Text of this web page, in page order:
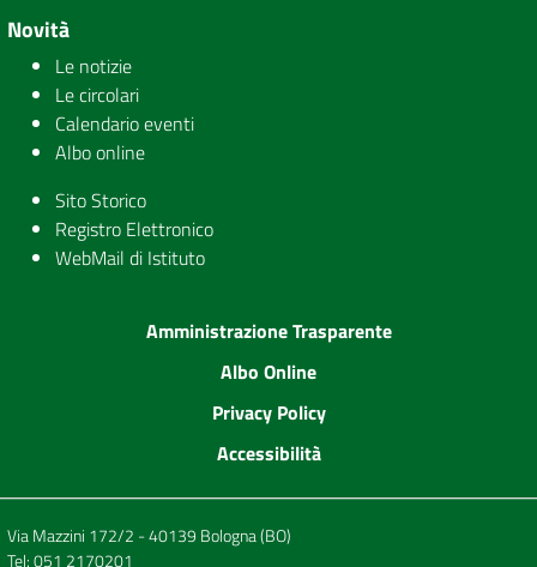
Novità
Le notizie
Le circolari
Calendario eventi
Albo online
Sito Storico
Registro Elettronico
WebMail di Istituto
Amministrazione Trasparente
Albo Online
Privacy Policy
Accessibilità
Via Mazzini 172/2 - 40139 Bologna (BO)
Tel:051 2170201